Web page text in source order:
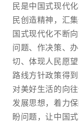
民是中国式现代
民创造精神，汇
国式现代化不断
问题、作决策、
切、体现人民愿
路线方针政策得
对美好生活的向
发展思想，着力
盼问题，让中国